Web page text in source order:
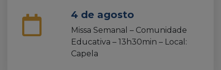
4 de agosto
Missa Semanal – Comunidade
Educativa – 13h30min – Local:
Capela